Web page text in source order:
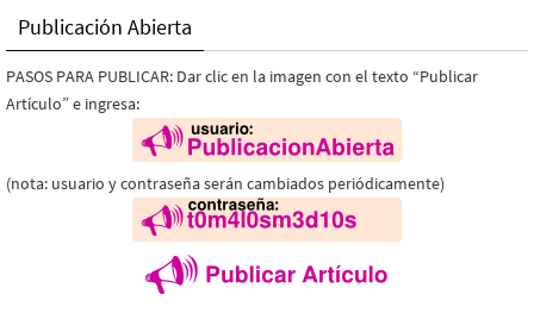
Publicación Abierta
PASOS PARA PUBLICAR: Dar clic en la imagen con el texto “Publicar
Artículo” e ingresa:
(nota: usuario y contraseña serán cambiados periódicamente)